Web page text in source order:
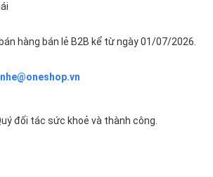
hàng bán lẻ B2B kể từ ngày 01/07/2026.
đối tác sức khoẻ và thành công.